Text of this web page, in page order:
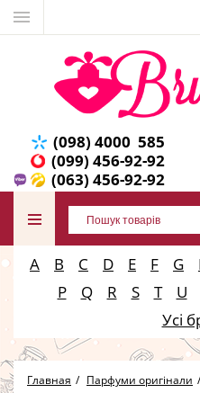
(098) 4000 585
(099) 456-92-92
(063) 456-92-92
A B C D E F G
P
Q R S T U
Усі
Главная Парфуми оригінали